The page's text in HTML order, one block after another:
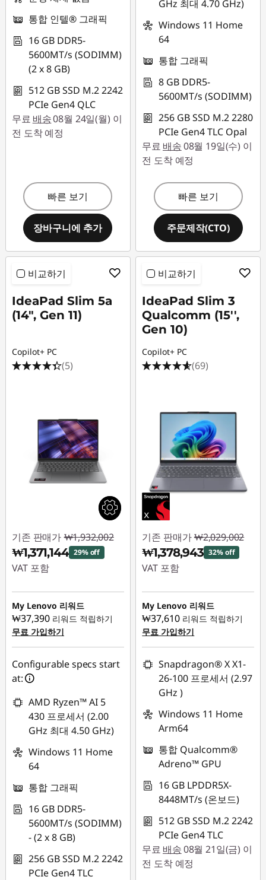
통합 인텔® 그래픽
16 GB DDR5-
5600MT/s (SODIMM)
(2 x 8 GB)
512 GB SSD M.2 2242
PCIe Gen4 QLC
무료 배송08월 24일(월) 이
전 도착 예정
빠른 보기
장바구니에 추가
GHz 최대 4.70 GHz)
Windows 11 Home
64
통합 그래픽
8 GB DDR5-
5600MT/s (SODIMM)
256 GB SSD M.2 2280
PCIe Gen4 TLC Opal
무료 배송08월 19일(수) 이
전 도착 예정
빠른 보기
주문제작(CTO)
비교하기
IdeaPad Slim 5a
(14", Gen 11)
Copilot+ PC
(5)
기존 판매가 ₩1,932,002
₩1,371,144 29% off
VAT 포함
즉시 할인: :-
₩560,858
My Lenovo 리워드
₩37,390 리워드 적립하기
무료 가입하기
Configurable specs start
at:
AMD Ryzen™ AI 5
430 프로세서 (2.00
GHz 최대 4.50 GHz)
Windows 11 Home
64
통합 그래픽
16 GB DDR5-
5600MT/s (SODIMM)
- (2 x 8 GB)
256 GB SSD M.2 2242
PCIe Gen4 TLC
비교하기
IdeaPad Slim 3
Qualcomm (15'',
Gen 10)
Copilot+ PC
(69)
기존 판매가 ₩2,029,002
₩1,378,943 32% off
VAT 포함
즉시 할인: :-
₩650,059
My Lenovo 리워드
₩37,610 리워드 적립하기
무료 가입하기
Snapdragon® X X1-
26-100 프로세서 (2.97
GHz )
Windows 11 Home
Arm64
통합 Qualcomm®
Adreno™ GPU
16 GB LPDDR5X-
8448MT/s (온보드)
512 GB SSD M.2 2242
PCIe Gen4 TLC
무료 배송08월 21일(금) 이
전 도착 예정